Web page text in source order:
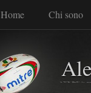
Home Chi sono